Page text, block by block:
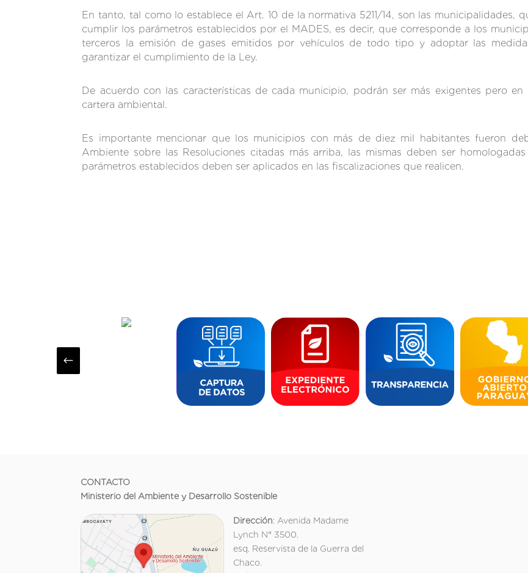
En tanto, tal como lo establece el Art. 10 de la normativa 5211/14, son las municipalidades,
cumplir los parámetros establecidos por el MADES, es decir, que corresponde a los
terceros la emisión de gases emitidos por vehículos de todo tipo y adoptar las
garantizar el cumplimiento de la Ley.
De acuerdo con las características de cada municipio, podrán ser más exigentes pero
cartera ambiental.
Es importante mencionar que los municipios con más de diez mil habitantes fueron
Ambiente sobre las Resoluciones citadas más arriba, las mismas deben ser
parámetros establecidos deben ser aplicados en las fiscalizaciones que realicen.
#
CONTACTO
Ministerio del Ambiente y Desarrollo Sostenible
Dirección: Avenida Madame
Lynch N° 3500.
esq. Reservista de la Guerra del
Chaco.